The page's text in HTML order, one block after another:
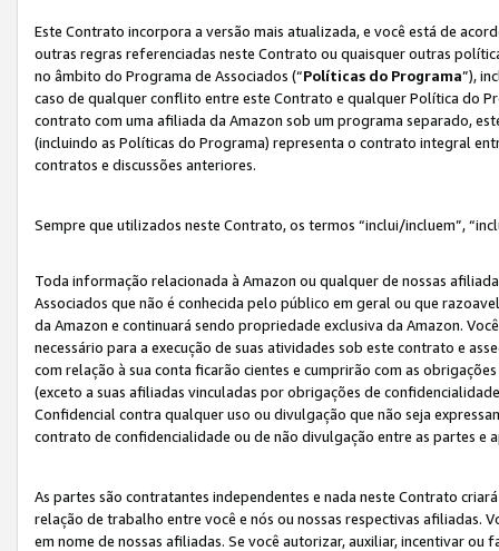
Este Contrato incorpora a versão mais atualizada, e você está de
outras regras referenciadas neste Contrato ou quaisquer outras
no âmbito do Programa de Associados (“Políticas do Programa”),
caso de qualquer conflito entre este Contrato e qualquer Política do
contrato com uma afiliada da Amazon sob um programa separado,
(incluindo as Políticas do Programa) representa o contrato integral
contratos e discussões anteriores.
Sempre que utilizados neste Contrato, os termos “inclui/incluem”,
Toda informação relacionada à Amazon ou qualquer de nossas
Associados que não é conhecida pelo público em geral ou que
da Amazon e continuará sendo propriedade exclusiva da Amazon.
necessário para a execução de suas atividades sob este contrato e
com relação à sua conta ficarão cientes e cumprirão com as
(exceto a suas afiliadas vinculadas por obrigações de
Confidencial contra qualquer uso ou divulgação que não seja
contrato de confidencialidade ou de não divulgação entre as partes e
As partes são contratantes independentes e nada neste Contrato
relação de trabalho entre você e nós ou nossas respectivas afiliadas.
em nome de nossas afiliadas. Se você autorizar, auxiliar, incentivar